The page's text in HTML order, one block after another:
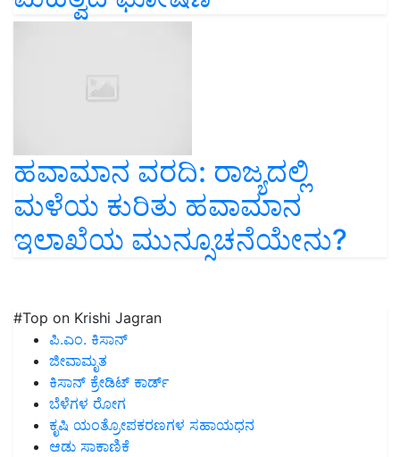
ಹವಾಮಾನ ವರದಿ: ರಾಜ್ಯದಲ್ಲಿ
ಮಳೆಯ ಕುರಿತು ಹವಾಮಾನ
ಇಲಾಖೆಯ ಮುನ್ಸೂಚನೆಯೇನು?
#Top on Krishi Jagran
ಪಿ.ಎಂ. ಕಿಸಾನ್
ಜೀವಾಮೃತ
ಕಿಸಾನ್ ಕ್ರೇಡಿಟ್ ಕಾರ್ಡ್
ಬೆಳೆಗಳ ರೋಗ
ಕೃಷಿ ಯಂತ್ರೋಪಕರಣಗಳ ಸಹಾಯಧನ
ಆಡು ಸಾಕಾಣಿಕೆ